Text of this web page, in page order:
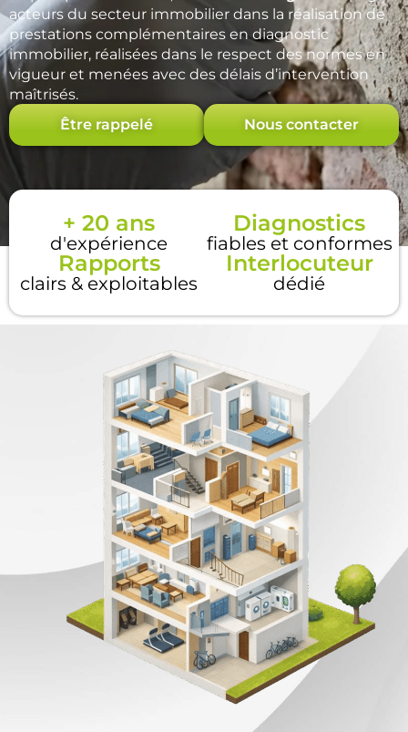
acteurs du secteur immobilier dans la réalisation de
prestations complémentaires en diagnostic
immobilier, réalisées dans le respect des normes en
vigueur et menées avec des délais d’intervention
maîtrisés.
Être rappelé Nous contacter
+ 20 ans
d'expérience
Diagnostics
fiables et conformes
Rapports
clairs & exploitables
Interlocuteur
dédié